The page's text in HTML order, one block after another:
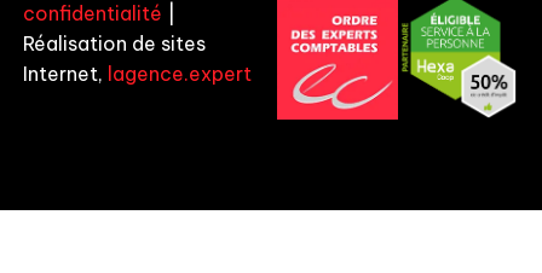
confidentialité
Réalisation de sites
Internet, lagence.expert